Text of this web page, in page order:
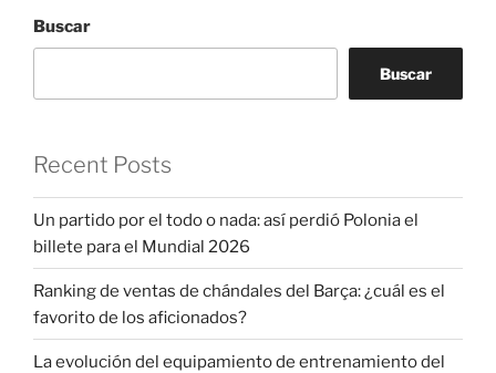
Buscar
Buscar
Recent Posts
Un partido por el todo o nada: así perdió Polonia el
billete para el Mundial 2026
Ranking de ventas de chándales del Barça: ¿cuál es el
favorito de los aficionados?
La evolución del equipamiento de entrenamiento del